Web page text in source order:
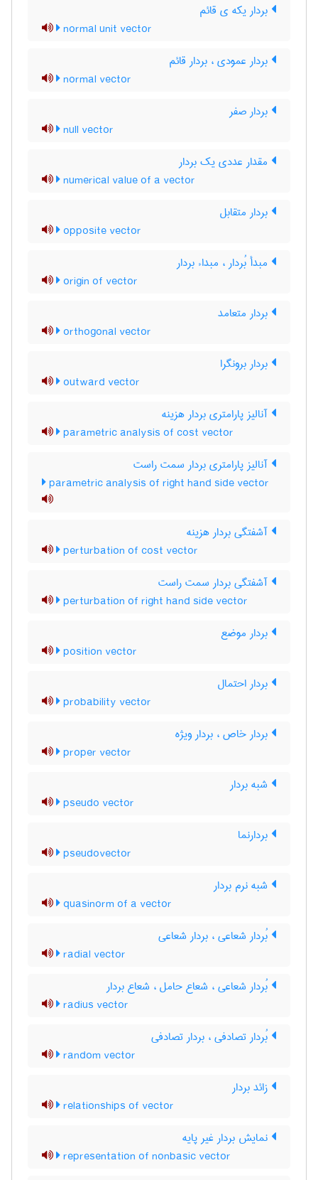
بردار یکه ی قائم
normal unit vector
بردار عمودی ، بردار قائم
normal vector
بردار صفر
null vector
مقدار عددی یک بردار
numerical value of a vector
بردار متقابل
opposite vector
مبدأ بُردار ، مبداء بردار
origin of vector
بردار متعامد
orthogonal vector
بردار برونگرا
outward vector
آنالیز پارامتری بردار هزینه
parametric analysis of cost vector
آنالیز پارامتری بردار سمت راست
parametric analysis of right hand side vector
آشفتگی بردار هزینه
perturbation of cost vector
آشفتگی بردار سمت راست
perturbation of right hand side vector
بردار موضع
position vector
بردار احتمال
probability vector
بردار خاص ، بردار ویژه
proper vector
شبه بردار
pseudo vector
بردارنما
pseudovector
شبه نرم بردار
quasinorm of a vector
بُردار شعاعی ، بردار شعاعی
radial vector
بُردار شعاعی ، شعاع حامل ، شعاع بردار
radius vector
بُردار تصادفی ، بردار تصادفی
random vector
زائد بردار
relationships of vector
نمایش بردار غیر پایه
representation of nonbasic vector